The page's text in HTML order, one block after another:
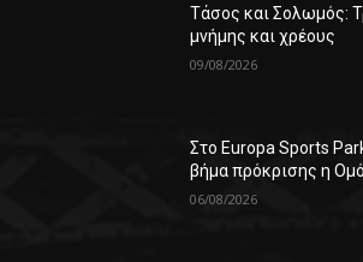
Τάσος και Σολωμός:
μνήμης και χρέους
09/08/2026
Στο Europa Sports
βήμα πρόκρισης η
06/08/2026